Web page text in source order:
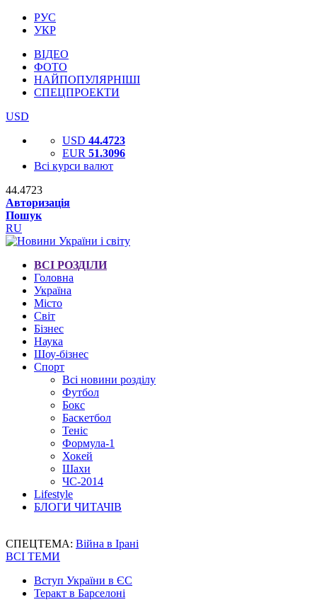
РУС
УКР
ВІДЕО
ФОТО
НАЙПОПУЛЯРНІШІ
СПЕЦПРОЕКТИ
USD
USD 44.4723
EUR 51.3096
Всі курси валют
44.4723
Авторизація
Пошук
RU
ВСІ РОЗДІЛИ
Головна
Україна
Місто
Світ
Бізнес
Наука
Шоу-бізнес
Спорт
Всі новини розділу
Футбол
Бокс
Баскетбол
Теніс
Формула-1
Хокей
Шахи
ЧС-2014
Lifestyle
БЛОГИ ЧИТАЧІВ
СПЕЦТЕМА: Війна в Ірані
ВСІ ТЕМИ
Вступ України в ЄС
Теракт в Барселоні